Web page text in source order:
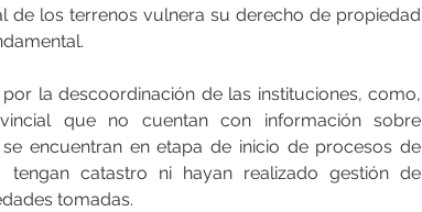
los terrenos vulnera su derecho de propiedad
la descoordinación de las instituciones, como,
que no cuentan con información sobre
encuentran en etapa de inicio de procesos de
catastro ni hayan realizado gestión de
tomadas.